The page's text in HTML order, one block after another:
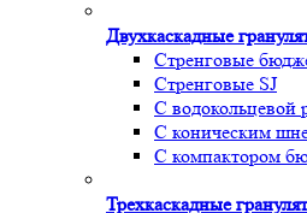
Двухкаскадные
Стренговые
Стренговые SJ
С водокольцевой
С коническим
С компактором
Трехкаскадные